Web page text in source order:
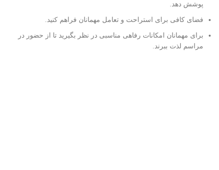
پوشش دهد.
فضای کافی برای استراحت و تعامل مهمانان فراهم کنید.
برای مهمانان امکانات رفاهی مناسبی در نظر بگیرید تا از حضور در
مراسم لذت ببرند.